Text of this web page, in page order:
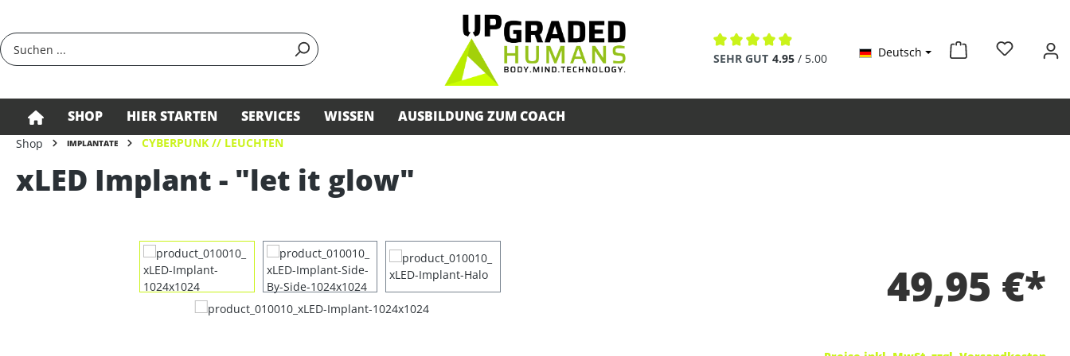
Durchschnittliche Bewertung von 4.9 von 5 Sternen
SEHR GUT 4.95 / 5.00 Deutsch
SHOP HIER STARTEN SERVICES WISSEN AUSBILDUNG ZUM COACH
Shop IMPLANTATE CYBERPUNK // LEUCHTEN
xLED Implant - "let it glow"
Bildergalerie überspringen
49,95 €*